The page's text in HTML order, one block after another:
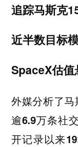
追踪马斯克
近半数目标
SpaceX估值
外媒分析了
逾6.9万条社
开记录以来